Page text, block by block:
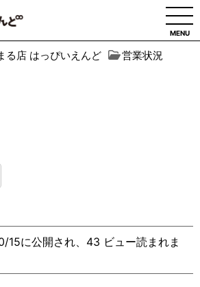
MENU
る店 はっぴいえんど
営業状況
15に公開され、43 ビュー読まれま